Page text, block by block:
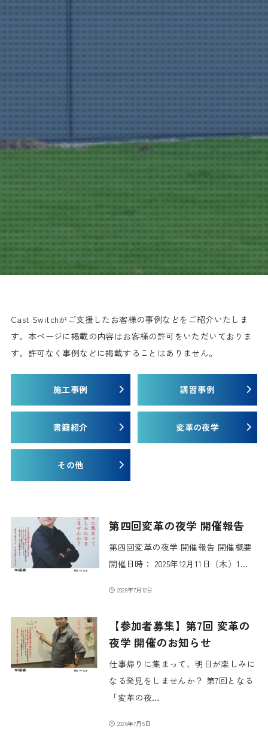
Cast Switchがご支援したお客様の事例などをご紹介いたしま
す。 本ページに掲載の内容はお客様の許可をいただいておりま
す。許可なく事例などに掲載することはありません。
施工事例 講習事例
書籍紹介 変革の夜学
その他
第四回変革の夜学 開催報告
第四回変革の夜学 開催報告 開催概要
開催日時： 2025年12月11日（木）1…
2026年7月12日
【参加者募集】第7回 変革の
夜学 開催のお知らせ
仕事帰りに集まって、明日が楽しみに
なる発見をしませんか？ 第7回となる
「変革の夜…
2026年7月5日